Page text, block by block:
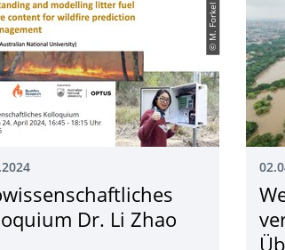
© M. Forkel
Dr. Li Zhao